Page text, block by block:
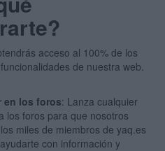
acceso al 100% de los
de nuestra web.
en los foros: Lanza cualquier
los foros para que nosotros
miles de miembros de yaq.es
con información y